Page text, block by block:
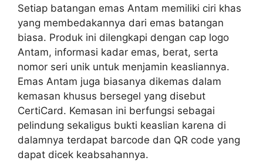
Setiap batangan emas Antam memiliki ciri khas
yang membedakannya dari emas batangan
biasa. Produk ini dilengkapi dengan cap logo
Antam, informasi kadar emas, berat, serta
nomor seri unik untuk menjamin keasliannya.
Emas Antam juga biasanya dikemas dalam
kemasan khusus bersegel yang disebut
CertiCard. Kemasan ini berfungsi sebagai
pelindung sekaligus bukti keaslian karena di
dalamnya terdapat barcode dan QR code yang
dapat dicek keabsahannya.